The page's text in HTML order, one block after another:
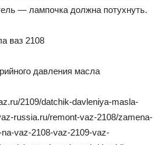
— лампочка должна потухнуть.
давления масла
2109/datchik-davleniya-masla-
russia.ru/remont-vaz-2108/zamena-
vaz-2108-vaz-2109-vaz-